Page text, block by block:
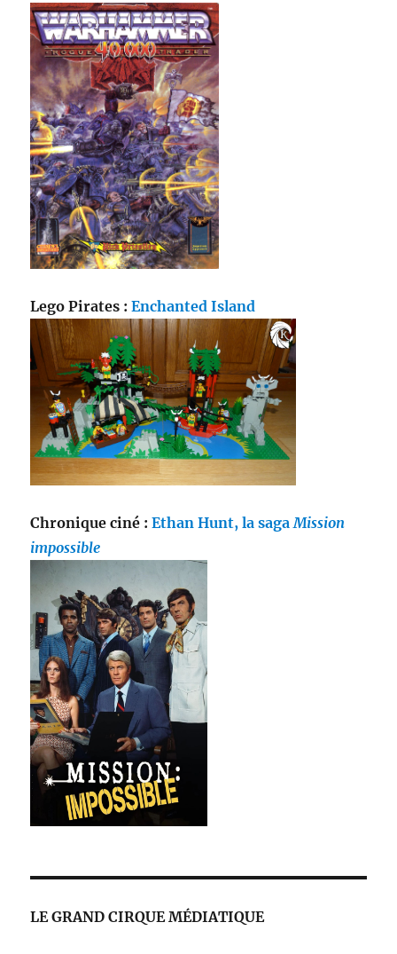
Lego Pirates :Enchanted Island
Chronique ciné :Ethan Hunt, la sagaMission
impossible
LE GRAND CIRQUE MÉDIATIQUE